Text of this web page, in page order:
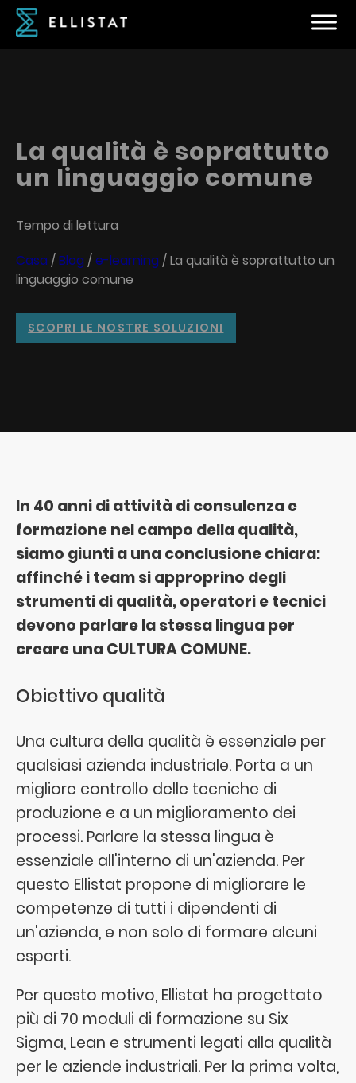
La qualità è soprattutto
un linguaggio comune
Tempo di lettura
Casa /Blog /e-learning /La qualità è soprattutto un
linguaggio comune
SCOPRI LE NOSTRE SOLUZIONI
In 40 anni di attività di consulenza e
formazione nel campo della qualità,
siamo giunti a una conclusione chiara:
affinché i team si approprino degli
strumenti di qualità, operatori e tecnici
devono parlare la stessa lingua per
creare una CULTURA COMUNE.
Obiettivo qualità
Una cultura della qualità è essenziale per
qualsiasi azienda industriale. Porta a un
migliore controllo delle tecniche di
produzione e a un miglioramento dei
processi. Parlare la stessa lingua è
essenziale all'interno di un'azienda. Per
questo Ellistat propone di migliorare le
competenze di tutti i dipendenti di
un'azienda, e non solo di formare alcuni
esperti.
Per questo motivo, Ellistat ha progettato
più di 70 moduli di formazione su Six
Sigma, Lean e strumenti legati alla qualità
per le aziende industriali. Per la prima volta,